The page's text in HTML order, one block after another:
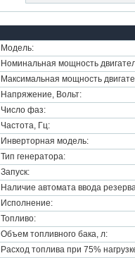
Модель:
Номинальная мощность
Максимальная мощность
Напряжение, Вольт:
Число фаз:
Частота, Гц:
Инверторная модель:
Тип генератора:
Запуск:
Наличие автомата ввода
Исполнение:
Топливо:
Объем топливного бака, л:
Расход топлива при 75%